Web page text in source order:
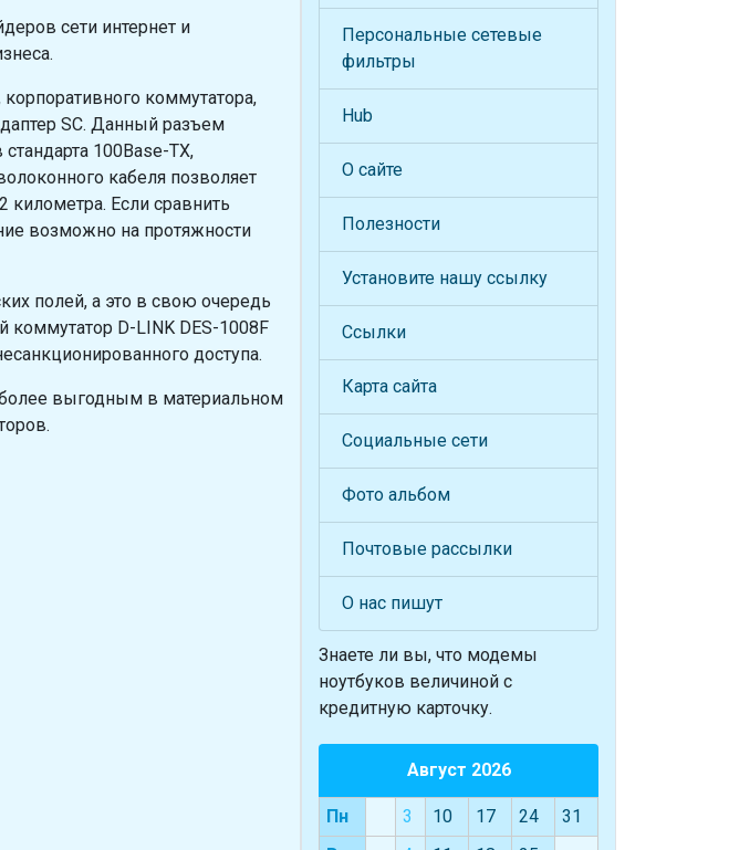
сети интернет и
коммутатора,
SC. Данный разъем
100Base-TX,
кабеля позволяет
Если сравнить
возможно на протяжности
полей, а это в свою очередь
коммутатор D-LINK DES-1008F
доступа.
выгодным в материальном
Персональные сетевые
фильтры
Hub
О сайте
Полезности
Установите нашу ссылку
Ссылки
Карта сайта
Социальные сети
Фото альбом
Почтовые рассылки
О нас пишут
Знаете ли вы, что модемы
ноутбуков величиной с
кредитную карточку.
Август 2026
Пн 3 10 17 24
31